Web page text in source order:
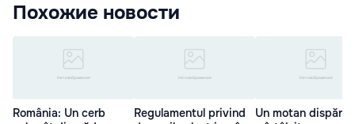
Похожие новости
România: Un cerb
Regulamentul privind
Un motan